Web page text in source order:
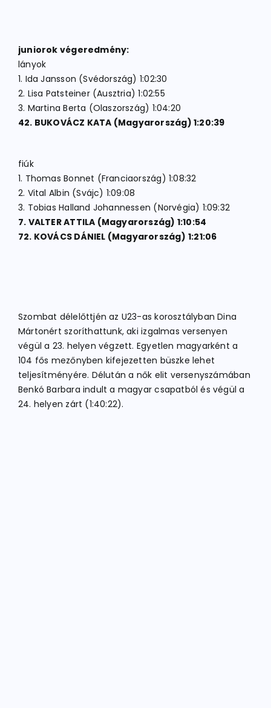
juniorok végeredmény:
lányok
1. Ida Jansson (Svédország) 1:02:30
2. Lisa Patsteiner (Ausztria) 1:02:55
3. Martina Berta (Olaszország) 1:04:20
42. BUKOVÁCZ KATA (Magyarország) 1:20:39
fiúk
1. Thomas Bonnet (Franciaország) 1:08:32
2. Vital Albin (Svájc) 1:09:08
3. Tobias Halland Johannessen (Norvégia) 1:09:32
7. VALTER ATTILA (Magyarország) 1:10:54
72. KOVÁCS DÁNIEL (Magyarország) 1:21:06
Szombat délelőttjén az U23-as korosztályban Dina
Mártonért szoríthattunk, aki izgalmas versenyen
végül a 23. helyen végzett. Egyetlen magyarként a
104 fős mezőnyben kifejezetten büszke lehet
teljesítményére. Délután a nők elit versenyszámában
Benkó Barbara indult a magyar csapatból és végül a
24. helyen zárt (1:40:22).